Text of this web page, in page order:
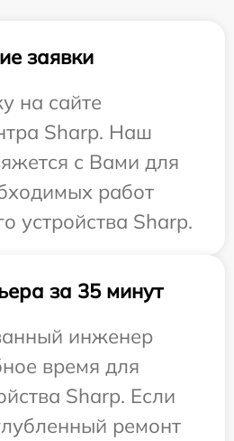
заявки
на сайте
Sharp. Наш
с Вами для
работ
устройства Sharp.
за 35 минут
инженер
время для
Sharp. Если
ремонт